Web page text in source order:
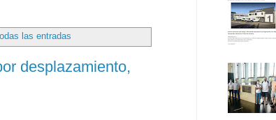
las entradas
desplazamiento,